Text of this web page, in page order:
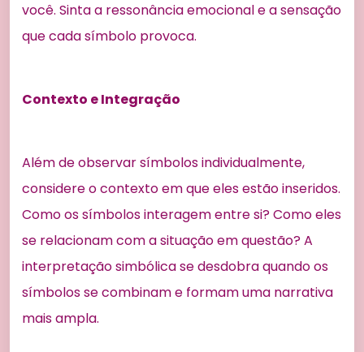
você. Sinta a ressonância emocional e a sensação
que cada símbolo provoca.
Contexto e Integração
Além de observar símbolos individualmente,
considere o contexto em que eles estão inseridos.
Como os símbolos interagem entre si? Como eles
se relacionam com a situação em questão? A
interpretação simbólica se desdobra quando os
símbolos se combinam e formam uma narrativa
mais ampla.